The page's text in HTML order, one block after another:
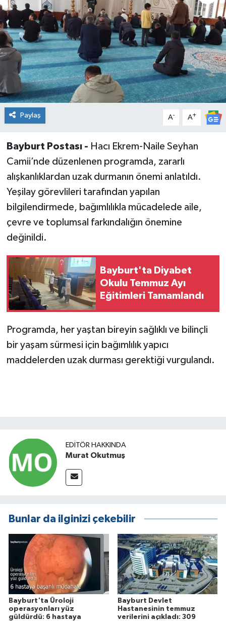
Paylaş A- A+
Bayburt Postası - Hacı Ekrem-Naile Seyhan
Camii’nde düzenlenen programda, zararlı
alışkanlıklardan uzak durmanın önemi anlatıldı.
Yeşilay görevlileri tarafından yapılan
bilgilendirmede, bağımlılıkla mücadelede aile,
çevre ve toplumsal farkındalığın önemine
değinildi.
Bayburt'ta Diyabet
Okulu Temmuz Ayı
Eğitimleri Tamamlandı
Programda, her yaştan bireyin sağlıklı ve bilinçli
bir yaşam sürmesi için bağımlılık yapıcı
maddelerden uzak durması gerektiği vurgulandı.
EDITÖR HAKKINDA
Murat Okutmuş
Bunlar da ilginizi çekebilir
Bayburt'ta Üroloji
operasyonları yüz
güldürdü: 6 hastaya
Bayburt Devlet
Hastanesinin temmuz
verilerini açıkladı: 309